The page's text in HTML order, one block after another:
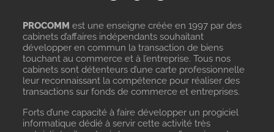
PROCOMM est une enseigne créée en 1997 par des
cabinets d’affaires indépendants souhaitant
développer en commun la transaction de biens
touchant au commerce et à l’entreprise. Tous nos
cabinets sont détenteurs d’une carte professionnelle
leur reconnaissant la compétence pour réaliser des
transactions sur fonds de commerce et entreprises.
Forts d’une capacité à faire développer un progiciel
informatique dédié à servir cette activité très